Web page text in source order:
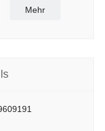
Mehr